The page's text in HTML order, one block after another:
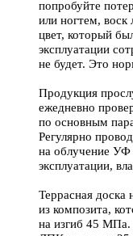
попробуйте
или ногтем, воск
цвет, который
эксплуатации
не будет. Это
Продукция
ежедневно
по основным
Регулярно
на облучение УФ
эксплуатации,
Террасная доска
из композита,
на изгиб 45 МПа.